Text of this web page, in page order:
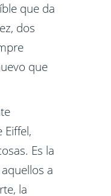
que da
dos
que
Es la
a
la